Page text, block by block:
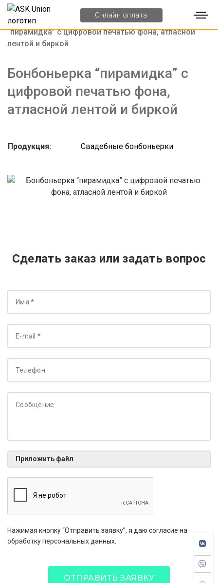
Онлайн оплата
Главная Портфолио - Свадьба - Бонбоньерка
“пирамидка” с цифровой печатью фона, атласной
лентой и биркой
Бонбоньерка “пирамидка” с
цифровой печатью фона,
атласной лентой и биркой
Продукция: Свадебные бонбоньерки
Сделать заказ или задать вопрос
Приложить файл
Нажимая кнопку “Отправить заявку”, я даю согласие на
обработку персональных данных.
ОТПРАВИТЬ ЗАЯВКУ